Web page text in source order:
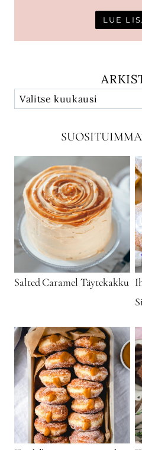
LUE
Salted Caramel Täytekakku